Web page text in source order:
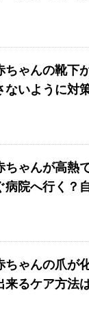
ちゃんの靴下
ないように対
ちゃんが高熱
病院へ行く？
ちゃんの爪が
来るケア方法